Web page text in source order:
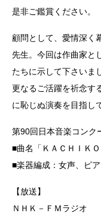
是非ご鑑賞ください。
顧問として、愛情深く
先生。今回は作曲家と
たちに示して下さいま
更なるご活躍を祈念す
に恥じぬ演奏を目指し
第90回日本音楽コンク
■曲名「ＫＡＣＨＩＫＯ
■楽器編成：女声、ピ
【放送】
ＮＨＫ－ＦＭラジオ